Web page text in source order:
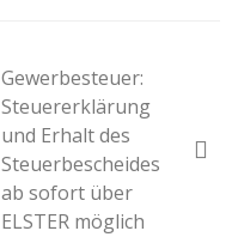
Gewerbesteuer:
Steuererklärung
und Erhalt des
Steuerbescheides
ab sofort über
ELSTER möglich